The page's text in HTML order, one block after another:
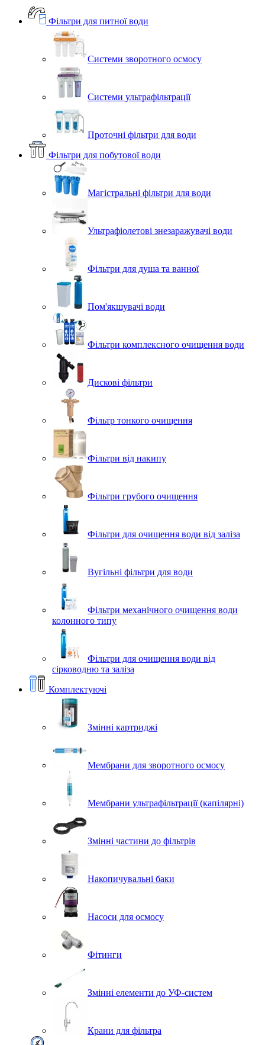
Фільтри для питної води
Системи зворотного осмосу
Системи ультрафільтрації
Проточні фільтри для води
Фільтри для побутової води
Магістральні фільтри для води
Ультрафіолетові знезаражувачі води
Фільтри для душа та ванної
Пом'якшувачі води
Фільтри комплексного очищення води
Дискові фільтри
Фільтр тонкого очищення
Фільтри від накипу
Фільтри грубого очищення
Фільтри для очищення води від заліза
Вугільні фільтри для води
Фільтри механічного очищення води
колонного типу
Фільтри для очищення води від
сірководню та заліза
Комплектуючі
Змінні картриджі
Мембрани для зворотного осмосу
Мембрани ультрафільтрації (капілярні)
Змінні частини до фільтрів
Накопичувальні баки
Насоси для осмосу
Фітинги
Змінні елементи до УФ-систем
Крани для фільтра